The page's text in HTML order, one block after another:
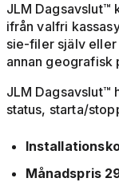
JLM Dagsavslut™
ifrån valfri
sie-filer själv eller
annan geografisk
JLM Dagsavslut™
status, starta/
Månadspris